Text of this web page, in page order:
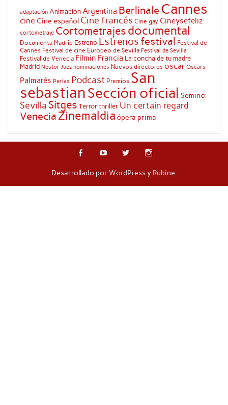
adaptación AnimaciónArgentina Berlinale Cannes
cine Cine español Cine francés Cine gay Cineysefeliz
cortometraje Cortometrajes documental
Documenta Madrid Estreno Estrenos festival Festival de
Cannes Festival de cine Europeo de Sevilla Festival de Sevilla
Festival de Venecia Filmin Francia La concha de tu madre
Madrid Nestor Juez nominaciones Nuevos directores oscar Oscars
Palmarés Perlas Podcast Premios San
sebastianSección oficial Seminci
Sevilla Sitges Terrorthriller Un certain regard
Venecia Zinemaldia ópera prima
Desarrollado por WordPressy Rubine.